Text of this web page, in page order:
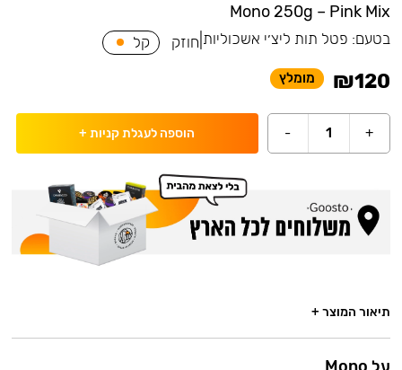
Mono 250g – Pink Mix
בטעם: פטל תות ליצ׳י אשכוליות חוזק קל
₪120 מומלץ
+
1
- הוספה לעגלת קניות +
תיאור המוצר +